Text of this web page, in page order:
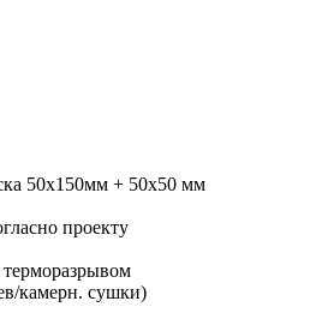
50х150мм + 50х50 мм
проекту
камерн. сушки)